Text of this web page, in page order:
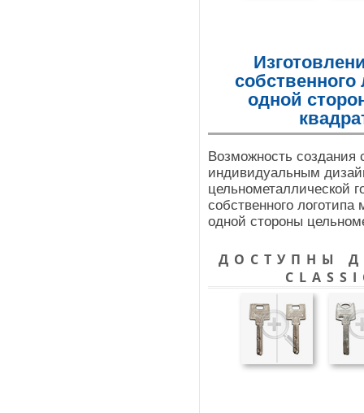
собственного
одной
Возможность создания
индивидуальным
цельнометаллической
собственного логотипа
одной стороны
ДОСТУПНЫ